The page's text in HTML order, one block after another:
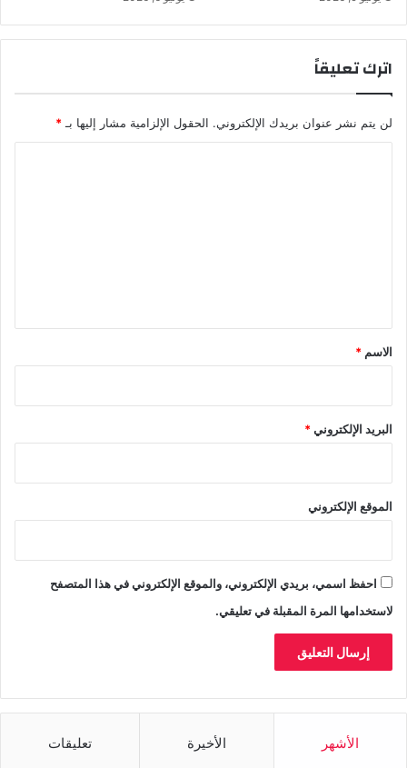
د
ب
ن
ا
اترك تعليقاً
لن يتم نشر عنوان بريدك الإلكتروني. الحقول الإلزامية مشار إليها بـ *
*
الاسم *
البريد الإلكتروني*
الموقع الإلكتروني
احفظ اسمي، بريدي الإلكتروني، والموقع الإلكتروني في هذا المتصفح
لاستخدامها المرة المقبلة في تعليقي.
الأشهر الأخيرة تعليقات